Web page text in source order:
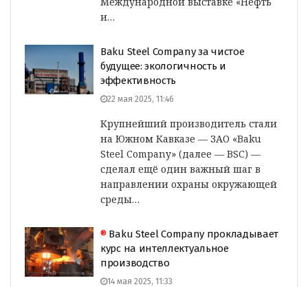
и…
Baku Steel Company за чистое
будущее: экологичность и
эффективность
22 мая 2025, 11:46
Крупнейший производитель стали
на Южном Кавказе — ЗАО «Baku
Steel Company» (далее — BSC) —
сделал ещё один важный шаг в
направлении охраны окружающей
среды…
® Baku Steel Company прокладывает
курс на интеллектуальное
производство
14 мая 2025, 11:33